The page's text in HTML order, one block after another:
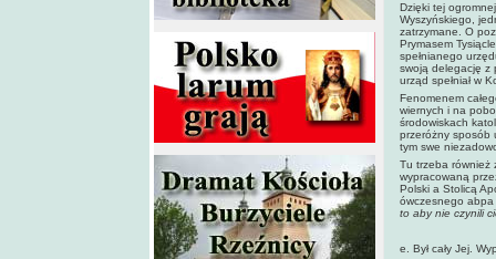
Dzięki tej
Wyszyńskiego,
zatrzymane. O
Prymasem
spełnianego
swoją delegację z
urząd spełniał w
Fenomenem
wiernych i na
środowiskach
przeróżny sposób
tym swe
Tu trzeba również
wypracowaną
Polski a Stolicą
ówczesnego
to aby nie czynili
e. Był cały Jej.